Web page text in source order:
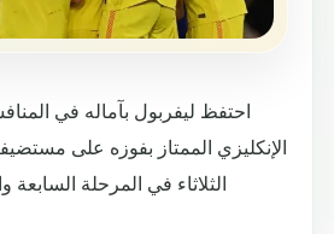
احتفظ ليفربول بآماله في
الثلاثاء في المرحلة